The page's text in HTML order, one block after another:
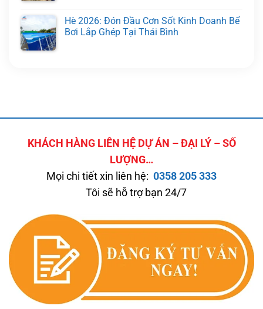
Hè 2026: Đón Đầu Cơn Sốt Kinh Doanh Bể
Bơi Lắp Ghép Tại Thái Bình
KHÁCH HÀNG LIÊN HỆ DỰ ÁN – ĐẠI LÝ – SỐ
LƯỢNG…
Mọi chi tiết xin liên hệ: 0358 205 333
Tôi sẽ hỗ trợ bạn 24/7